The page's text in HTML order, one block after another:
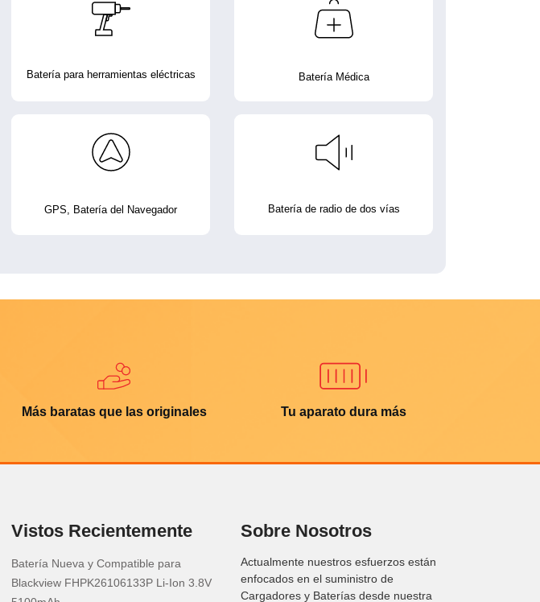
Batería para herramientas eléctricas Batería Médica
GPS, Batería del Navegador Batería de radio de dos vías
Más baratas que las originales Tu aparato dura más
Vistos Recientemente
Batería Nueva y Compatible para
Blackview FHPK26106133P Li-Ion 3.8V
Sobre Nosotros
Actualmente nuestros esfuerzos están
enfocados en el suministro de
Cargadores y Baterías desde nuestra